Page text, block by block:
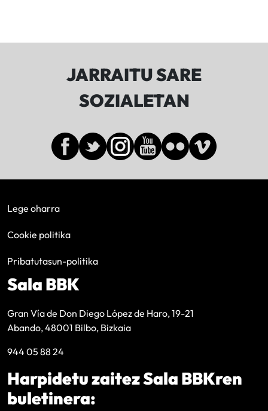
JARRAITU SARE
SOZIALETAN
Lege oharra
Cookie politika
Pribatutasun-politika
Sala BBK
Gran Vía de Don Diego López de Haro, 19-21
Abando, 48001 Bilbo, Bizkaia
944 05 88 24
Harpidetu zaitez Sala BBKren
buletinera: